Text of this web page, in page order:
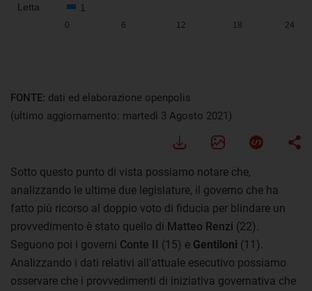
FONTE: dati ed elaborazione openpolis
(ultimo aggiornamento: martedì 3 Agosto 2021)
Sotto questo punto di vista possiamo notare che,
analizzando le ultime due legislature, il governo che ha
fatto più ricorso al doppio voto di fiducia per blindare un
provvedimento è stato quello di Matteo Renzi (22).
Seguono poi i governi Conte II (15) e Gentiloni (11).
Analizzando i dati relativi all'attuale esecutivo possiamo
osservare che i provvedimenti di iniziativa governativa che